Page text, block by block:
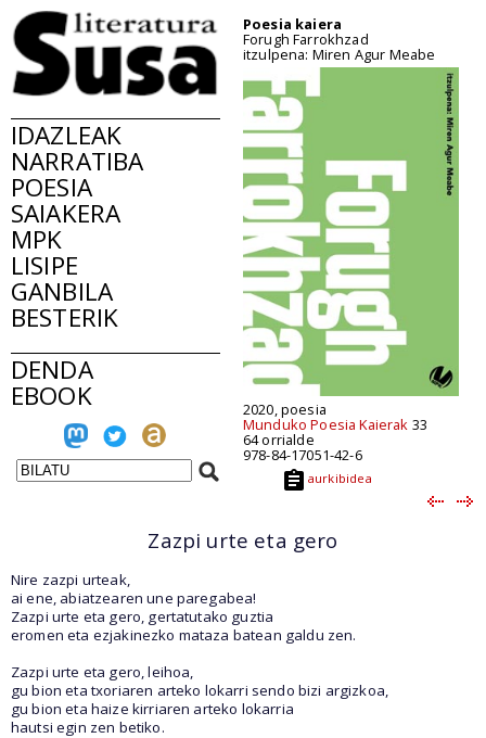
IDAZLEAK
NARRATIBA
POESIA
SAIAKERA
MPK
LISIPE
GANBILA
BESTERIK
DENDA
EBOOK
Poesia kaiera
Forugh Farrokhzad
itzulpena: Miren Agur Meabe
2020, poesia
Munduko Poesia Kaierak 33
64 orrialde
978-84-17051-42-6
aurkibidea
Zazpi urte eta gero
Nire zazpi urteak,
ai ene, abiatzearen une paregabea!
Zazpi urte eta gero, gertatutako guztia
eromen eta ezjakinezko mataza batean galdu zen.
Zazpi urte eta gero, leihoa,
gu bion eta txoriaren arteko lokarri sendo bizi argizkoa,
gu bion eta haize kirriaren arteko lokarria
hautsi egin zen betiko.